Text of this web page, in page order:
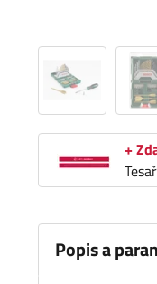
+
Popis a